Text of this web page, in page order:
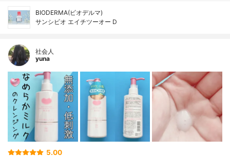
BIODERMA(ビオデルマ)
サンシビオ エイチツーオー D
社会人
yuna
5.00